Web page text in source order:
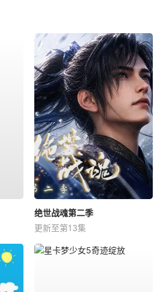
绝世战魂第二季
更新至第13集